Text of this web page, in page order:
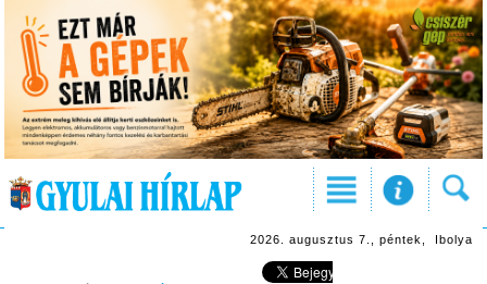
2026. augusztus 7., péntek, Ibolya